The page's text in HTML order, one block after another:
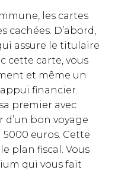
les cartes
cachées. D’abord,
assure le titulaire
cette carte, vous
et même un
financier.
premier avec
d’un bon voyage
euros. Cette
plan fiscal. Vous
qui vous fait